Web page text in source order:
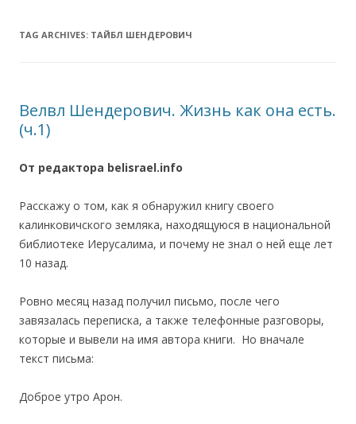
TAG ARCHIVES: ТАЙБЛ ШЕНДЕРОВИЧ
Велвл Шендерович. Жизнь как она есть.
(ч.1)
От редактора belisrael.info
Расскажу о том, как я обнаружил книгу своего
калинковичского земляка, находящуюся в национальной
библиотеке Иерусалима, и почему не знал о ней еще лет
10 назад.
Ровно месяц назад получил письмо, после чего
завязалась переписка, а также телефонные разговоры,
которые и вывели на имя автора книги. Но вначале
текст письма:
Доброе утро Арон.